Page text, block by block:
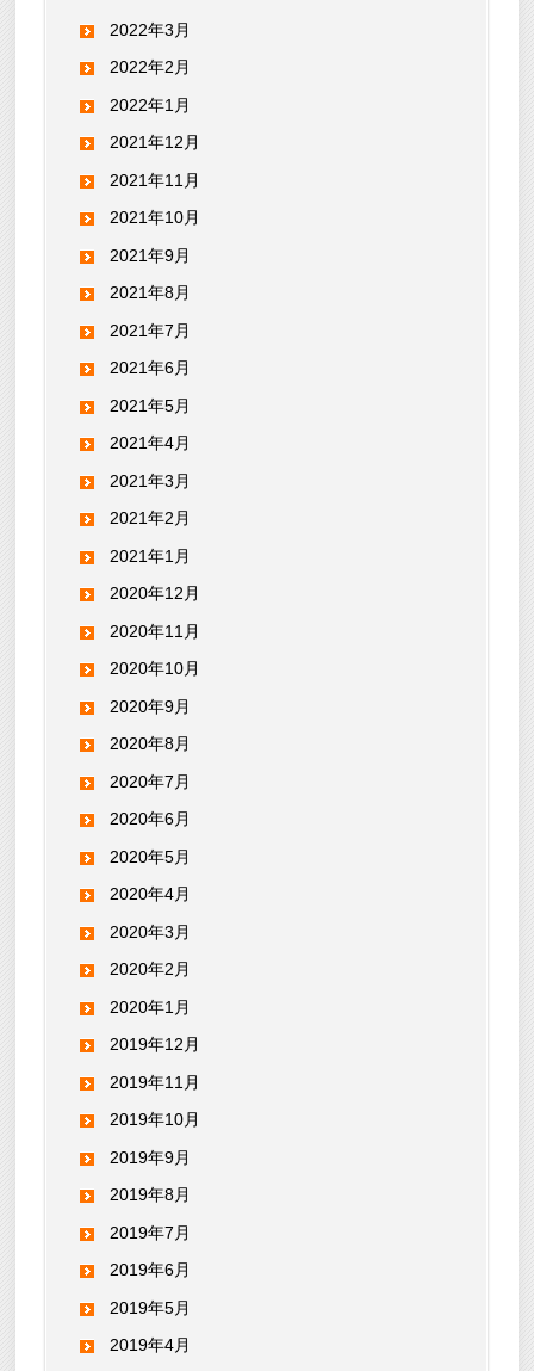
2022年3月
2022年2月
2022年1月
2021年12月
2021年11月
2021年10月
2021年9月
2021年8月
2021年7月
2021年6月
2021年5月
2021年4月
2021年3月
2021年2月
2021年1月
2020年12月
2020年11月
2020年10月
2020年9月
2020年8月
2020年7月
2020年6月
2020年5月
2020年4月
2020年3月
2020年2月
2020年1月
2019年12月
2019年11月
2019年10月
2019年9月
2019年8月
2019年7月
2019年6月
2019年5月
2019年4月